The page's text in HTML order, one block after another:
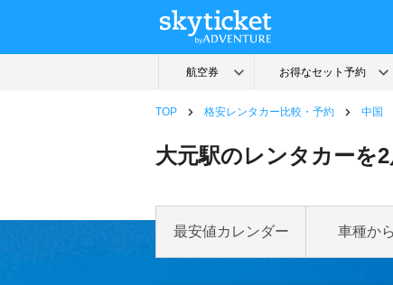
TOP 格安レンタカー比較・予約 中国
大元駅のレンタカーを
最安値カレンダー 車種か